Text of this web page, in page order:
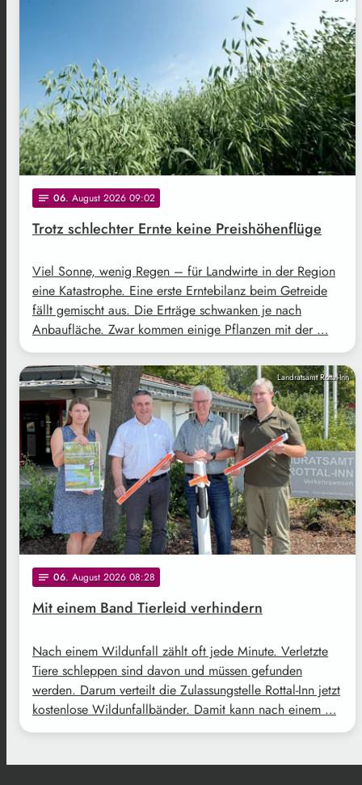
notes 06. August 2026 09:02
Trotz schlechter Ernte keine Preishöhenflüge
Viel Sonne, wenig Regen – für Landwirte in der Region
eine Katastrophe. Eine erste Erntebilanz beim Getreide
fällt gemischt aus. Die Erträge schwanken je nach
Anbaufläche. Zwar kommen einige Pflanzen mit der …
Landratsamt Rottal-Inn
notes 06. August 2026 08:28
Mit einem Band Tierleid verhindern
Nach einem Wildunfall zählt oft jede Minute. Verletzte
Tiere schleppen sind davon und müssen gefunden
werden. Darum verteilt die Zulassungstelle Rottal-Inn jetzt
kostenlose Wildunfallbänder. Damit kann nach einem …